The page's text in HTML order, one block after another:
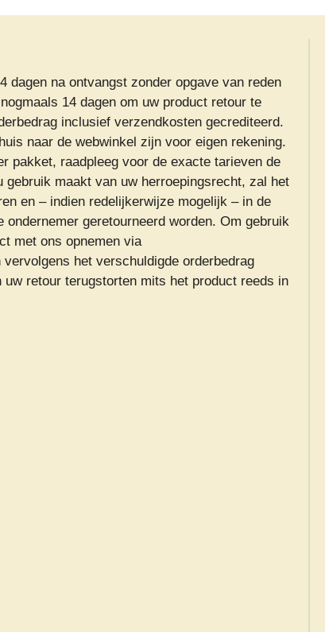
dagen na ontvangst zonder opgave van reden
14 dagen om uw product retour te
inclusief verzendkosten gecrediteerd.
naar de webwinkel zijn voor eigen rekening.
pakket, raadpleeg voor de exacte tarieven de
maakt van uw herroepingsrecht, zal het
en – indien redelijkerwijze mogelijk – in de
geretourneerd worden. Om gebruik
met ons opnemen via
het verschuldigde orderbedrag
uw retour terugstorten mits het product reeds in